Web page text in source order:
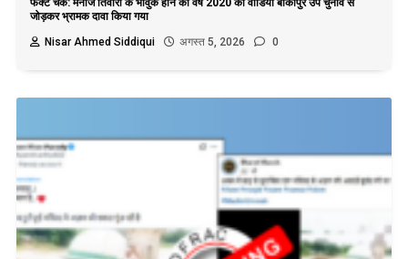
फैक्ट चेक: मनोज तिवारी के भावुक होने का वर्ष 2020 का वीडियो बांकीपुर उप चुनाव से
जोड़कर भ्रामक दावा किया गया
Nisar Ahmed Siddiqui
अगस्त 5, 2026 0